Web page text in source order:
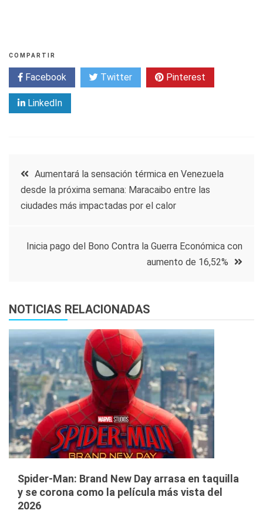
COMPARTIR
Facebook Twitter Pinterest
LinkedIn
Navegación
de
Aumentará la sensación térmica en Venezuela
desde la próxima semana: Maracaibo entre las
ciudades más impactadas por el calor
Inicia pago del Bono Contra la Guerra Económica con
aumento de 16,52%
NOTICIAS RELACIONADAS
Spider-Man: Brand New Day arrasa en taquilla
y se corona como la película más vista del
2026